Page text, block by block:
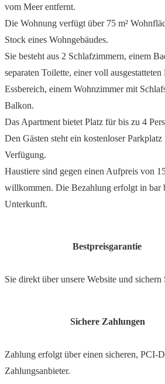
vom Meer entfernt.
Die Wohnung verfügt über 75 m²
Stock eines Wohngebäudes.
Sie besteht aus 2 Schlafzimmern, einem
separaten Toilette, einer voll
Essbereich, einem Wohnzimmer mit
Balkon.
Das Apartment bietet Platz für bis zu 4
Den Gästen steht ein kostenloser
Verfügung.
Haustiere sind gegen einen Aufpreis von
willkommen. Die Bezahlung erfolgt in bar
Unterkunft.
Bestpreisgarantie
Sie direkt über unsere Website und sichern
Sichere Zahlungen
Zahlung erfolgt über einen sicheren, PCI-
Zahlungsanbieter.